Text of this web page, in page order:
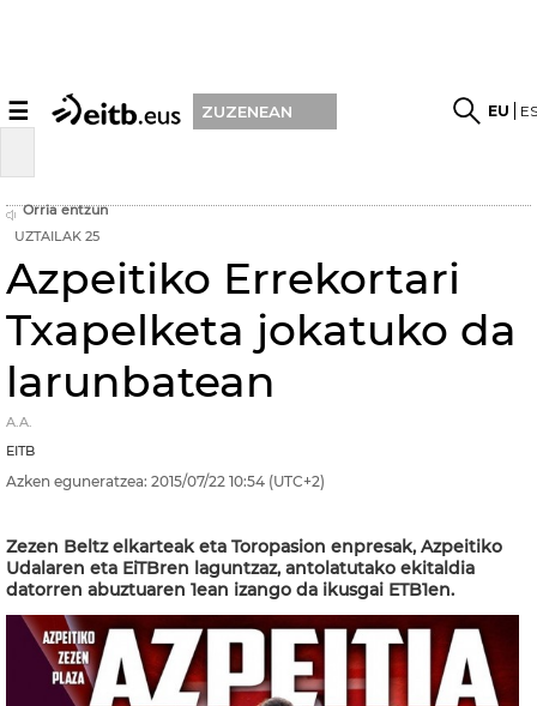
☰ ZUZENEAN EU
Orria entzun
UZTAILAK 25
Azpeitiko Errekortari
Txapelketa jokatuko da
larunbatean
A.A.
EITB
Azken eguneratzea: 2015/07/22 10:54 (UTC+2)
Zezen Beltz elkarteak eta Toropasion enpresak, Azpeitiko
Udalaren eta EiTBren laguntzaz, antolatutako ekitaldia
datorren abuztuaren 1ean izango da ikusgai ETB1en.